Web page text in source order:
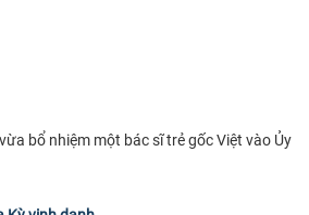
bổ nhiệm một bác sĩ trẻ gốc Việt vào Ủy